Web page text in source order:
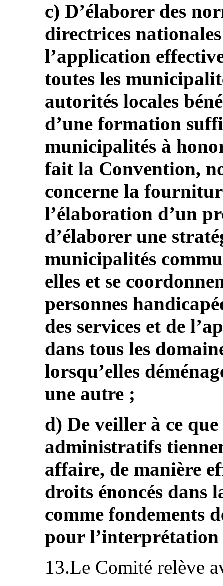
c) D’élaborer des
directrices
l’application
toutes les
autorités locales
d’une formation
municipalités à
fait la Convention,
concerne la
l’élaboration d’un
d’élaborer une
municipalités
elles et se
personnes
des services et de
dans tous les
lorsqu’elles
une autre ;
d) De veiller à ce
administratifs
affaire, de manière
droits énoncés dans
comme fondements
pour
13.Le Comité relève